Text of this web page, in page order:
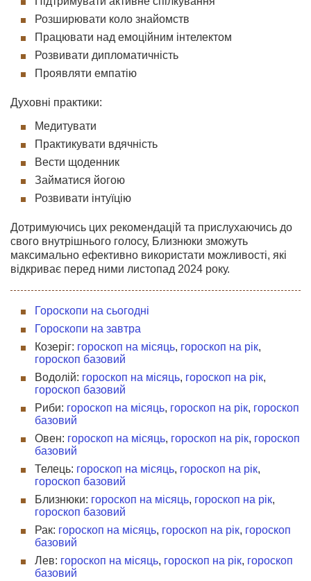
Розширювати коло знайомств
Працювати над емоційним інтелектом
Розвивати дипломатичність
Проявляти емпатію
Духовні практики:
Медитувати
Практикувати вдячність
Вести щоденник
Займатися йогою
Розвивати інтуїцію
Дотримуючись цих рекомендацій та прислухаючись до
свого внутрішнього голосу, Близнюки зможуть
максимально ефективно використати можливості, які
відкриває перед ними листопад 2024 року.
Гороскопи на сьогодні
Гороскопи на завтра
Козеріг: гороскоп на місяць, гороскоп на рік,
гороскоп базовий
Водолій: гороскоп на місяць, гороскоп на рік,
гороскоп базовий
Риби: гороскоп на місяць, гороскоп на рік, гороскоп
базовий
Овен: гороскоп на місяць, гороскоп на рік, гороскоп
базовий
Телець: гороскоп на місяць, гороскоп на рік,
гороскоп базовий
Близнюки: гороскоп на місяць, гороскоп на рік,
гороскоп базовий
Рак: гороскоп на місяць, гороскоп на рік, гороскоп
базовий
Лев: гороскоп на місяць, гороскоп на рік, гороскоп
базовий